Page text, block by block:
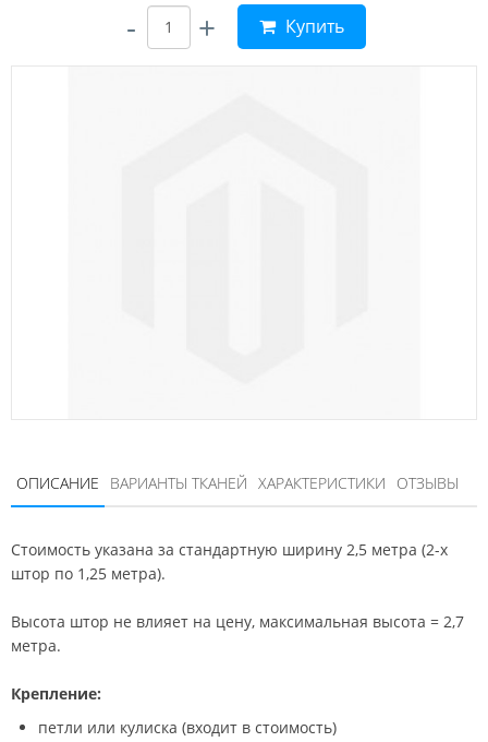
- + Купить
ОПИСАНИЕ ВАРИАНТЫ ТКАНЕЙ ХАРАКТЕРИСТИКИ ОТЗЫВЫ
Стоимость указана за стандартную ширину 2,5 метра (2-х
штор по 1,25 метра).
Высота штор не влияет на цену, максимальная высота = 2,7
метра.
Крепление:
петли или кулиска (входит в стоимость)